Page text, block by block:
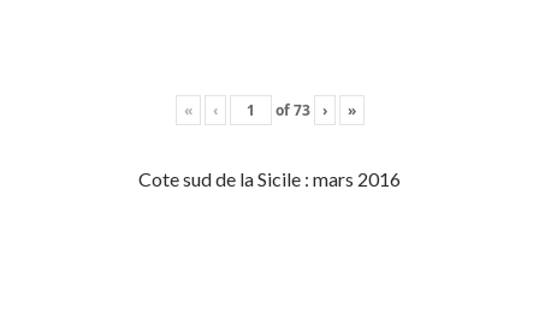
« ‹ of73 › »
Cote sud de la Sicile : mars 2016